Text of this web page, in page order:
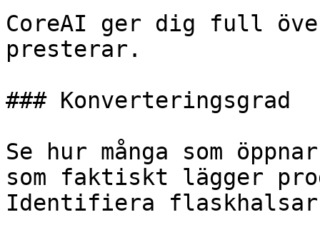
CoreAI ger dig full
presterar.
### Konverteringsgrad
Se hur många som
som faktiskt lägger
Identifiera flaskhalsar